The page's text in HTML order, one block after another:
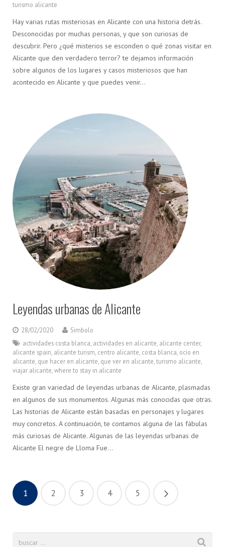
turismo alicante
Hay varias rutas misteriosas en Alicante con una historia detrás.
Desconocidas por muchas personas, y que son curiosas de
descubrir. Pero ¿qué misterios se esconden o qué zonas visitar en
Alicante que den verdadero terror? te dejamos información
sobre algunos de los lugares y casos misteriosos que han
acontecido en Alicante y que puedes venir…
Leyendas urbanas de Alicante
28/02/2020
Simbolo
actividades costa blanca actividades en alicante alicante center,
alicante spain alicante turism centro alicante costa blanca ocio en
alicante que hacer en alicante que ver en alicante turismo alicante
viajar alicante where to stay in alicante
Existe gran variedad de leyendas urbanas de Alicante, plasmadas
en algunos de sus monumentos. Algunas más conocidas que otras.
Las historias de Alicante están basadas en personajes y lugares
muy concretos. A continuación, te contamos alguna de las fábulas
más curiosas de Alicante. Algunas de las leyendas urbanas de
Alicante El negre de Lloma Fue…
1 2 3 4 5